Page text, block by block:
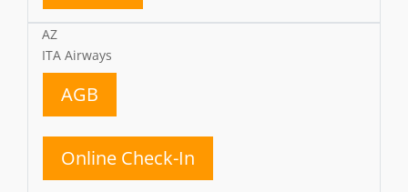
AZ
ITA Airways
AGB
Online Check-In